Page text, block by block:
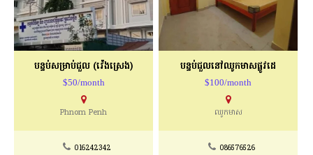
បន្ទប់សម្រាប់ជួល​ (វ៉េងស្រេង)
$50/month
Phnom Penh
016242342
បន្ទប់ជួលនៅឈូកមាសផ្លូវដេ
$100/month
ឈូកមាស
086576526